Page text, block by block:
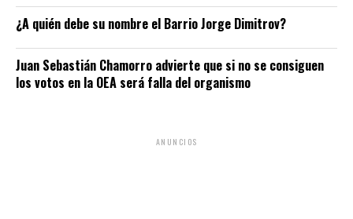
¿A quién debe su nombre el Barrio Jorge Dimitrov?
Juan Sebastián Chamorro advierte que si no se consiguen
los votos en la OEA será falla del organismo
ANUNCIOS